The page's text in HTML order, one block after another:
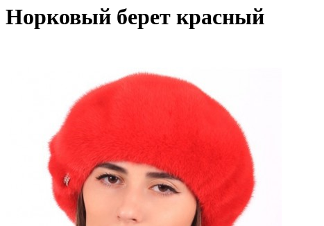
Норковый берет красный